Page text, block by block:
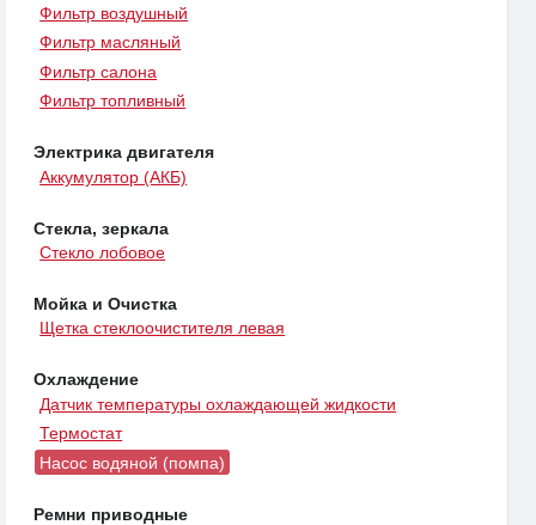
Фильтр воздушный
Фильтр масляный
Фильтр салона
Фильтр топливный
Электрика двигателя
Аккумулятор (АКБ)
Стекла, зеркала
Стекло лобовое
Мойка и Очистка
Щетка стеклоочистителя левая
Охлаждение
Датчик температуры охлаждающей жидкости
Термостат
Насос водяной (помпа)
Ремни приводные